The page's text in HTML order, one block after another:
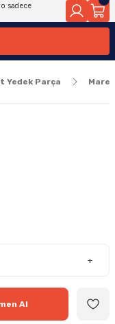
Yedek Parça Marea
+
Al